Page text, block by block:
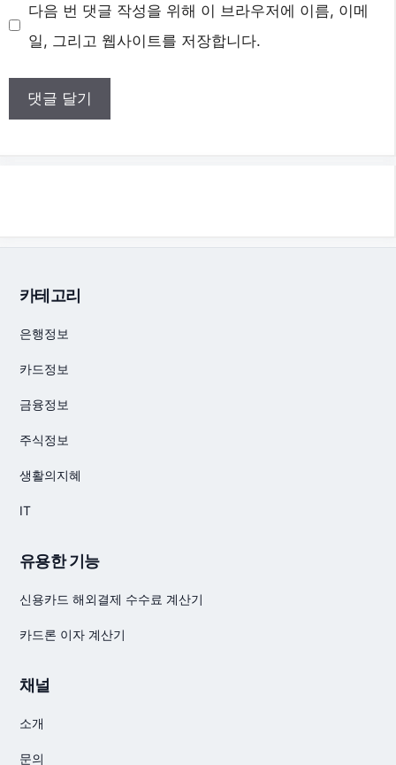
일 다음 번 댓글 작성을 위해 이 브라우저에 이름, 이메
일, 그리고 웹사이트를 저장합니다.
카테고리
은행정보
카드정보
금융정보
주식정보
생활의지혜
IT
유용한 기능
신용카드 해외결제 수수료 계산기
카드론 이자 계산기
채널
소개
문의